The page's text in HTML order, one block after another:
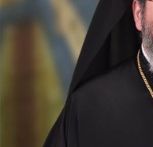
Fraților, v-am scris